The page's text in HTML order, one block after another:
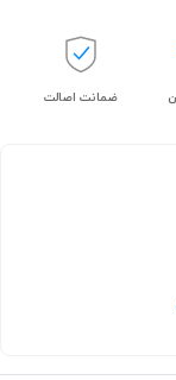
ضمانت اصالت